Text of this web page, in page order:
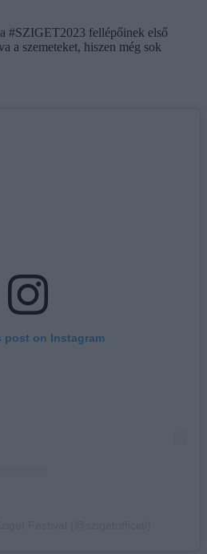
#SZIGET2023 fellépőinek első
a szemeteket, hiszen még sok
post on Instagram